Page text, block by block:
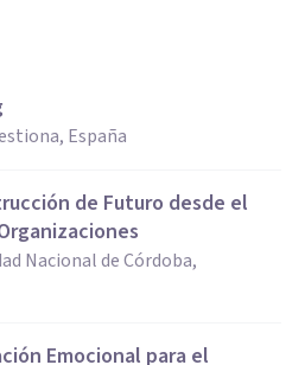
España
de Futuro desde el
Nacional de Córdoba,
Emocional para el